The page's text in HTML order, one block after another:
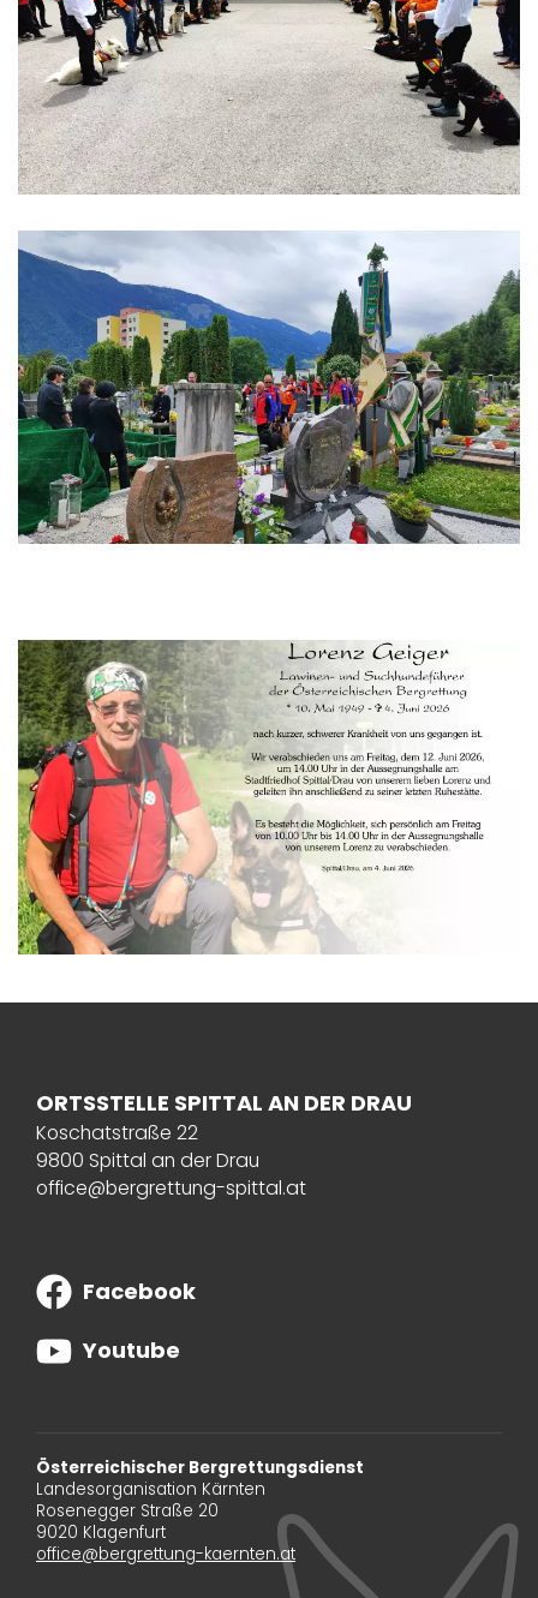
ORTSSTELLE SPITTAL AN DER DRAU
Koschatstraße 22
9800 Spittal an der Drau
office@bergrettung-spittal.at
Facebook
Youtube
Österreichischer Bergrettungsdienst
Landesorganisation Kärnten
Rosenegger Straße 20
9020 Klagenfurt
office@bergrettung-kaernten.at